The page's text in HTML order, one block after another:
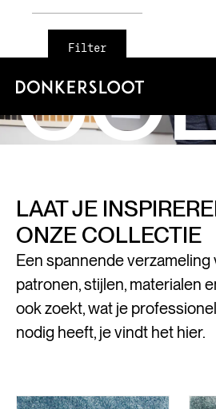
LAAT JE
ONZE COLLECTIE
Een spannende
patronen, stijlen, materialen
ook zoekt, wat je
nodig heeft, je vindt het hier.
Filter